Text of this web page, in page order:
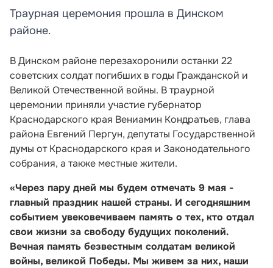
Траурная церемония прошла в Динском
районе.
В Динском районе перезахоронили останки 22
советских солдат погибших в годы Гражданской и
Великой Отечественной войны. В траурной
церемонии приняли участие губернатор
Краснодарского края Вениамин Кондратьев, глава
района Евгений Пергун, депутаты Государственной
думы от Краснодарского края и Законодательного
собрания, а также местные жители.
«Через пару дней мы будем отмечать 9 мая -
главный праздник нашей страны. И сегодняшним
событием увековечиваем память о тех, кто отдал
свои жизни за свободу будущих поколений.
Вечная память безвестным солдатам великой
войны, великой Победы. Мы живем за них, наши